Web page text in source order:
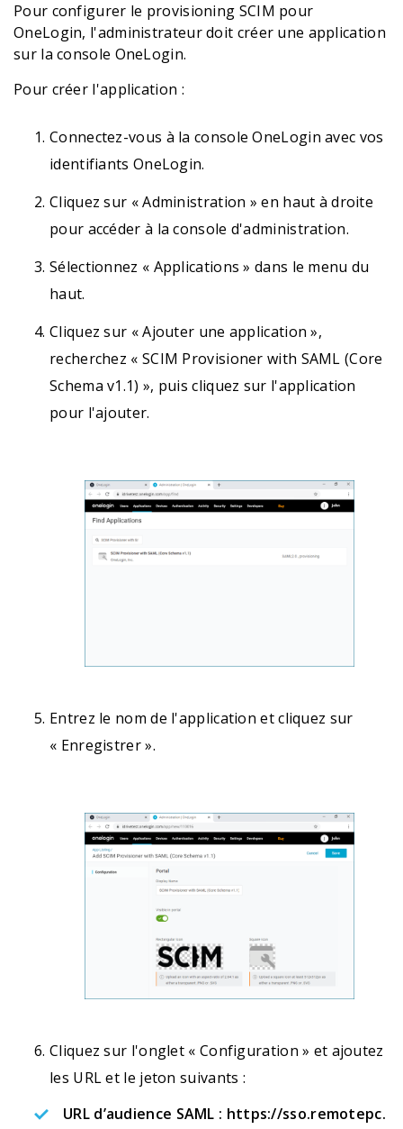
Pour configurer le provisioning SCIM pour
OneLogin, l'administrateur doit créer une application
sur la console OneLogin.
Pour créer l'application :
Connectez-vous à la console OneLogin avec vos
identifiants OneLogin.
Cliquez sur « Administration » en haut à droite
pour accéder à la console d'administration.
Sélectionnez « Applications » dans le menu du
haut.
Cliquez sur « Ajouter une application »,
recherchez « SCIM Provisioner with SAML (Core
Schema v1.1) », puis cliquez sur l'application
pour l'ajouter.
Entrez le nom de l'application et cliquez sur
« Enregistrer ».
Cliquez sur l'onglet « Configuration » et ajoutez
les URL et le jeton suivants :
URL d’audience SAML : https://sso.remotepc.